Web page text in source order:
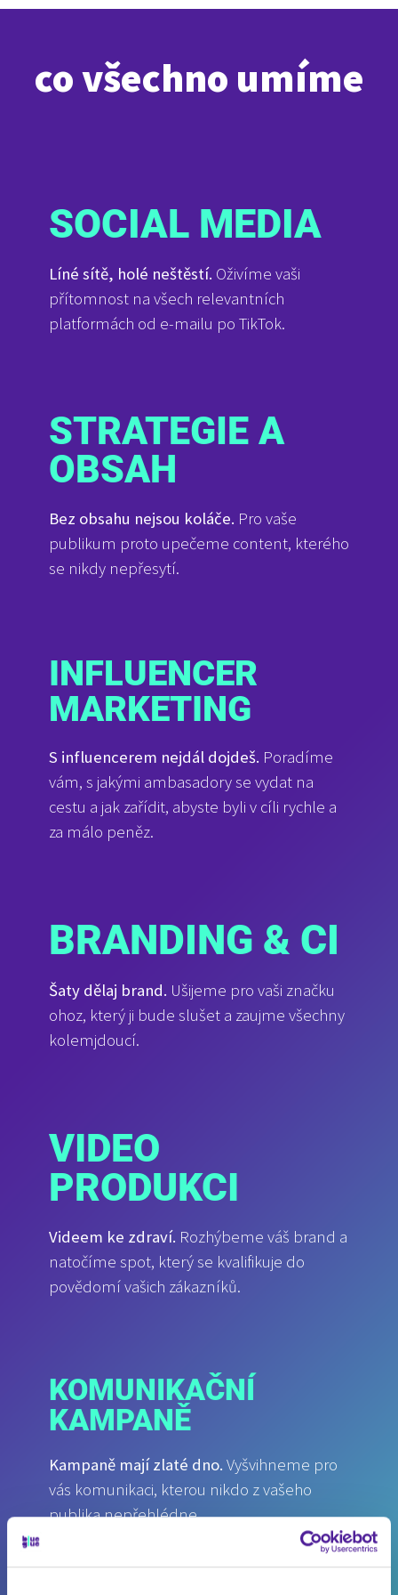
co všechno umíme
SOCIAL MEDIA
Líné sítě, holé neštěstí. Oživíme vaši
přítomnost na všech relevantních
platformách od e-mailu po TikTok.
STRATEGIE A
OBSAH
Bez obsahu nejsou koláče. Pro vaše
publikum proto upečeme content, kterého
se nikdy nepřesytí.
INFLUENCER
MARKETING
S influencerem nejdál dojdeš. Poradíme
vám, s jakými ambasadory se vydat na
cestu a jak zařídit, abyste byli v cíli rychle a
za málo peněz.
BRANDING & CI
Šaty dělaj brand. Ušijeme pro vaši značku
ohoz, který ji bude slušet a zaujme všechny
kolemjdoucí.
VIDEO
PRODUKCI
Videem ke zdraví. Rozhýbeme váš brand a
natočíme spot, který se kvalifikuje do
povědomí vašich zákazníků.
KOMUNIKAČNÍ
KAMPANĚ
Kampaně mají zlaté dno. Vyšvihneme pro
vás komunikaci, kterou nikdo z vašeho
publika nepřehlédne.